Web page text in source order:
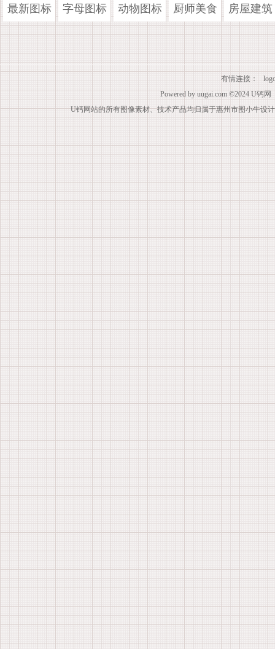
最新图标 字母图标 动物图标 厨师美食 房屋建筑
有情连接：
Powered by uugai.com ©2024 U钙网
U钙网站的所有图像素材、技术产品均归属于惠州市图小牛设